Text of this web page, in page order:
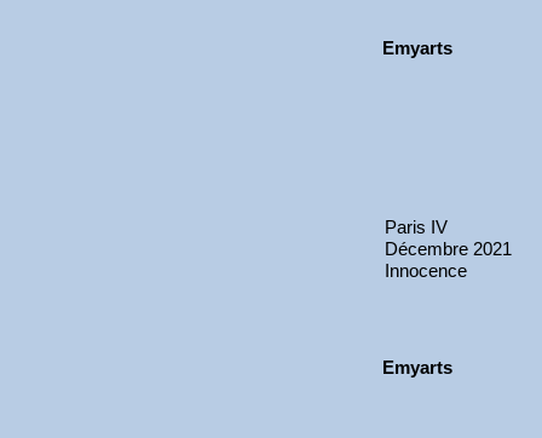
Emyarts
Paris IV
Décembre 2021
Innocence
Emyarts